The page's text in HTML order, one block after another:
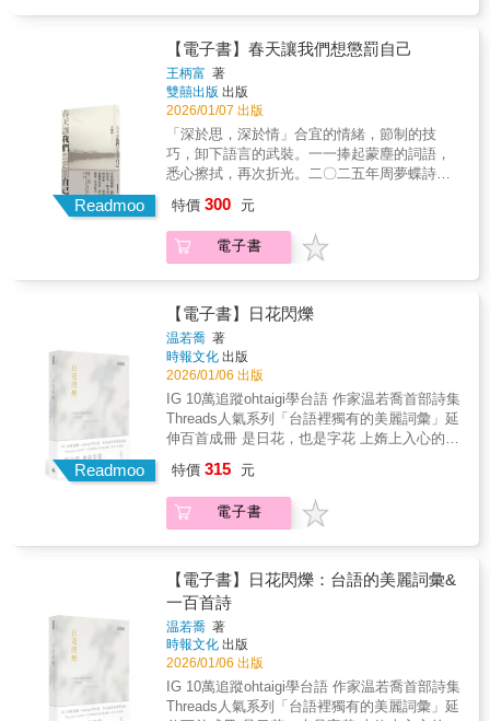
述即使捕捉「此刻」是最不可能的，但因詩的
逼近有了意義。詩仍然要摸黑，敲鑿出一些，
讓我們與自身、與彼此的黑暗對話的時刻。剩
下空房子傾聽：一條雪的鎖鏈在鏡中崩解，卻
又修復一切。 ──〈大雨將至〉✦✦✦〔特別收
錄1〕天黑洗碗 PLAYLIST✦✦✦掃描書中「詩
聲景QR code」，聆聽詩人以國粵雙語誦讀詩
作。Track 1 編輯食譜Track 2 編輯牙痛Track 3
行道樹與薩克斯風少年Track 4 但是，但丁
Track 5 擬今Track 6 歧雨Track 7 異法典Track
8 欄杆拍遍Track 9 家常──洗衫、晾Track 10
情人✦✦✦〔特別收錄2〕藝術家鄺鉅裁8幅精彩
畫作✦✦✦【詩人好評推薦】林宇軒、柏森、曹
詩作總有著生活被好好羅列、細細檢視的用
心。每件小事帶有的色澤，經由變換所褪下的
姿態，詩人小心翼翼，為其描繪生動的輪廓，
其中有所詼諧，時而寂寥，時而輕笑，讓人重
新認識詩的捕捉，從心中油然而生一種厚實的
幸福。」──柏森「《今天比昨天深刻》是一本
『你』多於『我』的詩集，以從容的姿態繞道
第二人稱，展開一場感知的旅程。書中的『編
輯』與『洗碗』看似不同，實則都是回應日常
向讀者步步進逼。」──林宇軒「關天林的詩越
寫越俊逸、自由、熨貼，他的題材和用語似乎
從城市凡俗生活裡隨意拈來，但一旦植入他的
世界便變得奇妙和生鬼。也是提醒我們，無論
離散和延宕如何磨礪一個詩人，他原本秉有的
鋒利都會挺身迎接，（特）別（剖）開生
面。」——廖偉棠（本書榮獲國藝會出版補
助）
清晰／清楚地看見 我們來時的地方__〈記憶扭
曲〉 一開始不知道目的地／走著走著／沿途卻
找到了自己的風景__〈沿途的風景〉 【編輯推
薦】 有時候，在哭過之後，我們不經意翻開的
一段文字、一句話，會讓我們釋懷； 有時候，
在失眠的深夜，突然跳進腦海中的某段句子，
雖然不知道是什麼時候看過的，但被記起來
了，好像也能夠被安慰了。 原子邦妮，彷彿就
是這樣的存在。 第三本同名專輯的文字攝影作
持、一點執著，加上一點樂觀與不放棄，他們
好像慢慢行走在自己的節奏裡，默默為日常生
活的紀錄，添加枝葉，修剪憂鬱，灌溉光。
「生活當中，這樣零碎卻忽然令人想起某些感
受的時刻不會停止。 今後應該仍然會想去更多
地方，做很多不一樣的事， 寫下更多的歌，紀
錄不一樣的時空背景思想情緒。 因此這場和你
一起（某方面也是和我自己）的風景， 是暫時
不會停止的，就讓它未完待續吧。」 原子邦妮
毫無壓力的文字與大地天空的自然攝影，完美
組合，呈現了這個世代的想望。照亮前景的，
是光，是和你一起往前走的同心協力。我們雖
然披著傷，但也飽滿富足，因為風景不斷。 本
書特色 ◆這次新書內文的標題字體以帶有個性
的美術字日花字體，搭配感性柔和的源雲明
隨意取景的攝影，是音樂形式的另一篇章，標
誌著原子邦妮一貫的特色。
Readmoo
【電子書】春天讓我們想懲罰自己
王柄富 著
雙囍出版 出版
2026/01/07 出版
「深於思，深於情」合宜的情緒，節制的技
巧，卸下語言的武裝。一一捧起蒙塵的詞語，
悉心擦拭，再次折光。二〇二五年周夢蝶詩獎
的現代詩規範，王柄富的詩更像是一則一則貼
近現代人的「公案」，如同詩集名稱「春天讓
我們想懲罰自己」。柄富的詩寫出了現代人的
是假冒賢哲的思想。他像是一架離地100公分的
攝影機，不介入，只觀察，當事件結束後，它
並未停止錄影，它持續運作。柄富所捕捉而轉
化的詩意，足以跨越時間和空間的二維，達成
共感。 「春天讓我們想懲罰自己」，收錄
不分輯的四十七首詩作，王柄富克制地使用語
言，沒有什麼被大寫的詞彙，反而細究你我逐
漸麻木的詞語，「論傷感」「疑情」「純潔」
……同時間也置入了當代的語法「愛會不會古
以建構起自我的體系。在這裡，生命永恆延
續。 幾千種表情／到處都是此岸彼岸／一心
過河的人，不說對不起
特價 300 元
電子書
Readmoo
【電子書】日花閃爍
温若喬 著
時報文化 出版
2026/01/06 出版
IG 10萬追蹤ohtaigi學台語 作家温若喬首部詩集
Threads人氣系列「台語裡獨有的美麗詞彙」延
伸百首成冊 是日花，也是字花 上媠上入心的詩
的你 *正規台文書寫（推薦字＋台羅）並附華文
釋義，適合親子及愛學台語的你 日花（ji̍t-
hue）， 指陽光穿過雲間或葉縫、於地面等處
喬作品。 起因於某天下午在公園散步時，看見
午後陽光穿過樹葉縫隙，一閃一閃的光影令她
屏息，後來終於知道，台語將如此美景稱為
「日花」，從此沉浸於1931年《台日大辭
典》、《教育部台語辭典》與各式日常語料
中，探尋鮮為人知的美麗台語詞彙，引以成
詩。一百首詩，是綺麗美景，也是人間七情的
溫柔暖語。 任何語言皆是有俗有雅，這本詩
特價 315 元
電子書
【電子書】日花閃爍：台語的美麗詞彙&
一百首詩
温若喬 著
時報文化 出版
2026/01/06 出版
IG 10萬追蹤ohtaigi學台語 作家温若喬首部詩集
Threads人氣系列「台語裡獨有的美麗詞彙」延